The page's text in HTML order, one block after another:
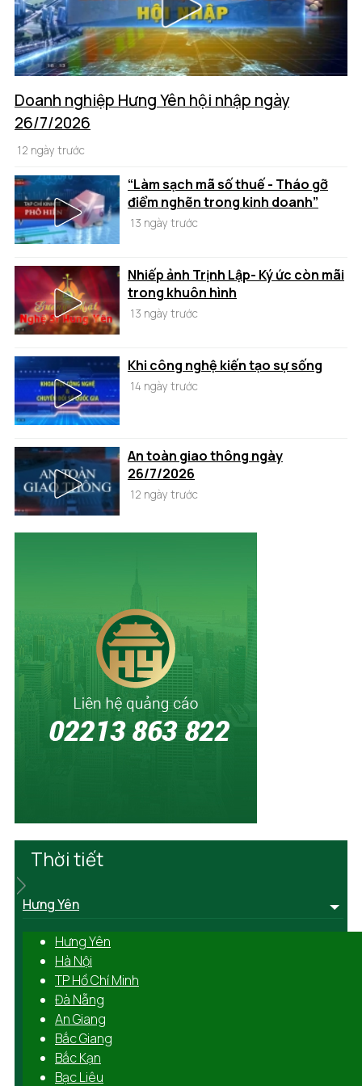
Doanh nghiệp Hưng Yên hội nhập ngày
26/7/2026
12 ngày trước
“Làm sạch mã số thuế - Tháo gỡ
điểm nghẽn trong kinh doanh”
13 ngày trước
Nhiếp ảnh Trịnh Lập- Ký ức còn mãi
trong khuôn hình
13 ngày trước
Khi công nghệ kiến tạo sự sống
14 ngày trước
An toàn giao thông ngày
26/7/2026
12 ngày trước
Thời tiết
Hưng Yên
Hưng Yên
Hà Nội
TP Hồ Chí Minh
Đà Nẵng
An Giang
Bắc Giang
Bắc Kạn
Bạc Liêu